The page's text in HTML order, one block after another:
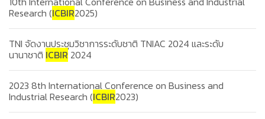
Research (ICBIR2025)
TNI จัดงานประชุมวิชาการระดับชาติ TNIAC 2024 และระดับ
นานาชาติ ICBIR2024
2023 8th International Conference on Business and
Industrial Research (ICBIR2023)